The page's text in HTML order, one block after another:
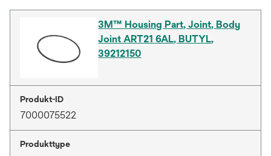
3M™ Housing Part, Joint, Body
Joint ART21 6AL, BUTYL,
39212150
Produkt-ID
7000075522
Produkttype